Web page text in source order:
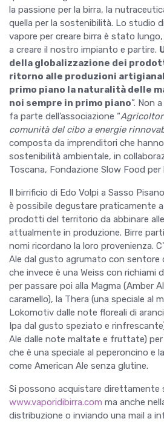
la passione per la birra, la
quella per la sostenibilità. Lo studio
vapore per creare birra è stato
a creare il nostro impianto e partire.
della globalizzazione dei
ritorno alle produzioni
primo piano la naturalità delle
noi sempre in primo piano”. Non
fa parte dell’associazione “
comunità del cibo a energie
composta da imprenditori che
sostenibilità ambientale, in
Toscana, Fondazione Slow Food per
Il birrificio di Edo Volpi a Sasso
è possibile degustare praticamente
prodotti del territorio da abbinare
attualmente in produzione. Birre
nomi ricordano la loro provenienza.
Ale dal gusto agrumato con sentore
che invece è una Weiss con richiami
per passare poi alla Magma (Amber
caramello), la Thera (una speciale al
Lokomotiv dalle note floreali di
Ipa dal gusto speziato e
Ale dalle note maltate e fruttate) per
che è una speciale al peperoncino e
come American Ale senza glutine.
Si possono acquistare direttamente
www.vaporidibirra.com ma anche
distribuzione o inviando una mail a